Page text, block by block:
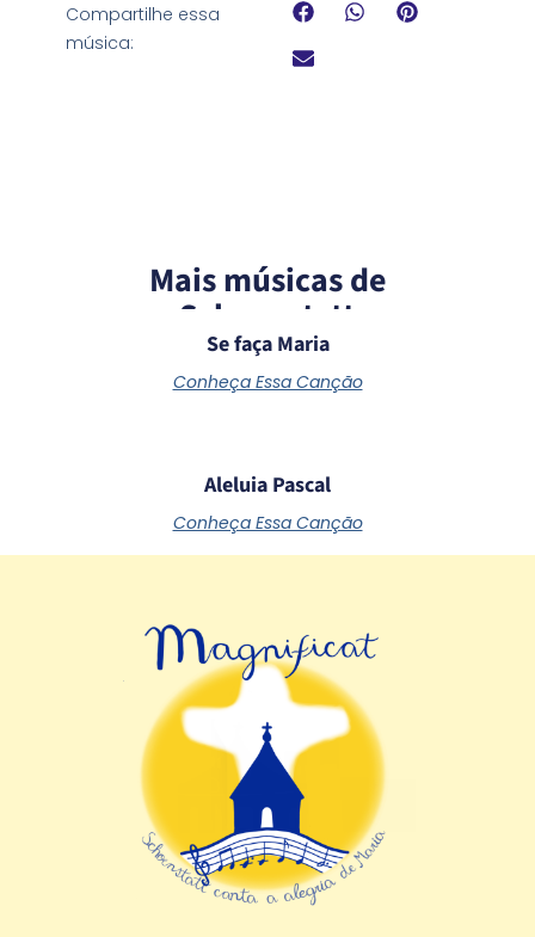
Compartilhe essa
música:
Mais músicas de
Schoenstatt
Se faça Maria
Conheça Essa Canção
Aleluia Pascal
Conheça Essa Canção